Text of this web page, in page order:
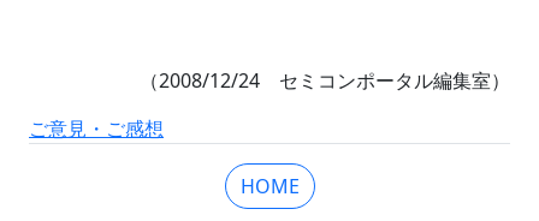
（2008/12/24 セミコンポータル編集室）
ご意見・ご感想
HOME